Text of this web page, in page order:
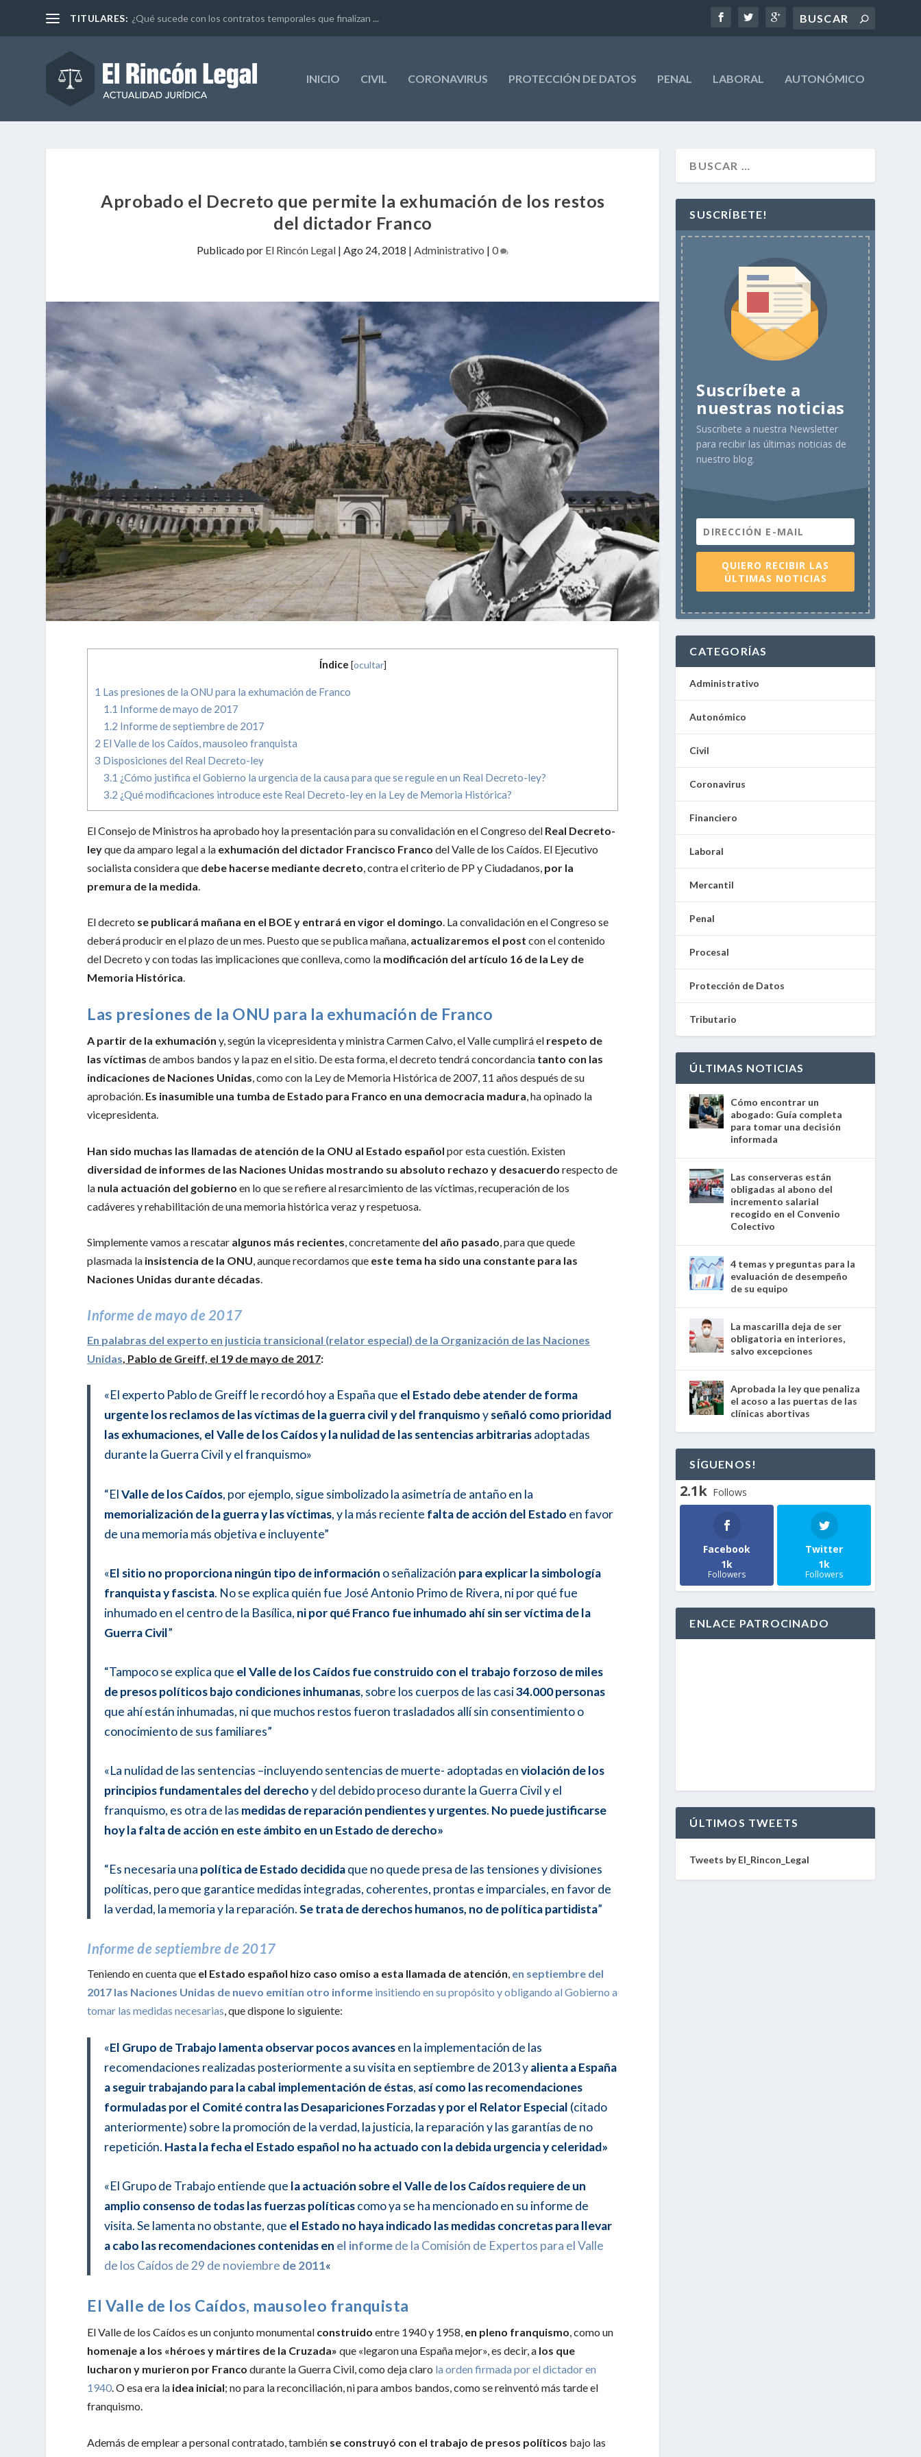
TITULARES: ¿Qué sucede con los contratos temporales que finalizan ...
INICIO CIVIL CORONAVIRUS PROTECCIÓN DE DATOS PENAL LABORAL AUTONÓMICO
Aprobado el Decreto que permite la exhumación de los restos
del dictador Franco
Publicado por El Rincón Legal |Ago 24, 2018 |Administrativo |0
Índice [ocultar]
1 Las presiones de la ONU para la exhumación de Franco
1.1 Informe de mayo de 2017
1.2 Informe de septiembre de 2017
2 El Valle de los Caídos, mausoleo franquista
3 Disposiciones del Real Decreto-ley
3.1 ¿Cómo justifica el Gobierno la urgencia de la causa para que se regule en un Real Decreto-ley?
3.2 ¿Qué modificaciones introduce este Real Decreto-ley en la Ley de Memoria Histórica?
El Consejo de Ministros ha aprobado hoy la presentación para su convalidación en el Congreso del Real Decreto-
leyque da amparo legal a la exhumación del dictador Francisco Franco del Valle de los Caídos. El Ejecutivo
socialista considera que debe hacerse mediante decreto, contra el criterio de PP y Ciudadanos, por la
premura de la medida.
El decreto se publicará mañana en el BOE y entrará en vigor el domingo. La convalidación en el Congreso se
deberá producir en el plazo de un mes. Puesto que se publica mañana, actualizaremos el postcon el contenido
del Decreto y con todas las implicaciones que conlleva, como la modificación del artículo 16 de la Ley de
Memoria Histórica.
Las presiones de la ONU para la exhumación de Franco
A partir de la exhumación y, según la vicepresidenta y ministra Carmen Calvo, el Valle cumplirá el respeto de
las víctimas de ambos bandos y la paz en el sitio. De esta forma, el decreto tendrá concordancia tanto con las
indicaciones de Naciones Unidas, como con la Ley de Memoria Histórica de 2007, 11 años después de su
aprobación. Es inasumible una tumba de Estado para Franco en una democracia madura, ha opinado la
vicepresidenta.
Han sido muchas las llamadas de atención de la ONU al Estado español por esta cuestión. Existen
diversidad de informes de las Naciones Unidas mostrando su absoluto rechazo y desacuerdo respecto de
la nula actuación del gobierno en lo que se refiere al resarcimiento de las víctimas, recuperación de los
cadáveres y rehabilitación de una memoria histórica veraz y respetuosa.
Simplemente vamos a rescatar algunos más recientes, concretamente del año pasado, para que quede
plasmada la insistencia de la ONU, aunque recordamos que este tema ha sido una constante para las
Naciones Unidas durante décadas.
Informe de mayo de 2017
En palabras del experto en justicia transicional (relator especial) de la Organización de las Naciones
Unidas , Pablo de Greiff, el 19 de mayo de 2017:
«El experto Pablo de Greiff le recordó hoy a España que el Estado debe atender de forma
urgente los reclamos de las víctimas de la guerra civil y del franquismoyseñaló como prioridad
las exhumaciones, el Valle de los Caídos y la nulidad de las sentencias arbitrariasadoptadas
durante la Guerra Civil y el franquismo»
“ElValle de los Caídos, por ejemplo, sigue simbolizado la asimetría de antaño en la
memorialización de la guerra y las víctimas, y la más reciente falta de acción del Estado en favor
de una memoria más objetiva e incluyente”
«El sitio no proporciona ningún tipo de información o señalización para explicar la simbología
franquista y fascista. No se explica quién fue José Antonio Primo de Rivera, ni por qué fue
inhumado en el centro de la Basílica, ni por qué Franco fue inhumado ahí sin ser víctima de la
Guerra Civil”
“Tampoco se explica que el Valle de los Caídos fue construido con el trabajo forzoso de miles
de presos políticos bajo condiciones inhumanas, sobre los cuerpos de las casi34.000 personas
que ahí están inhumadas, ni que muchos restos fueron trasladados allí sin consentimiento o
conocimiento de sus familiares”
«La nulidad de las sentencias –incluyendo sentencias de muerte- adoptadas enviolación de los
principios fundamentales del derechoy del debido proceso durante la Guerra Civil y el
franquismo, es otra de las medidas de reparación pendientes y urgentes. No puede justificarse
hoy la falta de acción en este ámbito en un Estado de derecho»
“Es necesaria una política de Estado decididaque no quede presa de las tensiones y divisiones
políticas, pero que garantice medidas integradas, coherentes, prontas e imparciales, en favor de
la verdad, la memoria y la reparación.Se trata de derechos humanos, no de política partidista”
Informe de septiembre de 2017
Teniendo en cuenta que el Estado español hizo caso omiso a esta llamada de atención, en septiembre del
2017 las Naciones Unidas de nuevo emitían otro informe insitiendo en su propósito y obligando al Gobierno a
tomar las medidas necesarias, que dispone lo siguiente:
«El Grupo de Trabajo lamenta observar pocos avancesen la implementación de las
recomendaciones realizadas posteriormente a su visita en septiembre de 2013 yalienta a España
a seguir trabajando para la cabal implementación de éstas, así como las recomendaciones
formuladas por el Comité contra las Desapariciones Forzadas y por el Relator Especial (citado
anteriormente) sobre la promoción de la verdad, la justicia, la reparación y las garantías de no
repetición. Hasta la fecha el Estado español no ha actuado con la debida urgencia y celeridad»
«El Grupo de Trabajo entiende que la actuación sobre el Valle de los Caídos requiere de un
amplio consenso de todas las fuerzas políticascomo ya se ha mencionado en su informe de
visita. Se lamenta no obstante, que el Estado no haya indicado las medidas concretas para llevar
a cabo las recomendaciones contenidas en el informede la Comisión de Expertos para el Valle
de los Caídos de 29 de noviembre de 2011«
El Valle de los Caídos, mausoleo franquista
El Valle de los Caídos es un conjunto monumental construido entre 1940 y 1958, en pleno franquismo, como un
homenaje a los «héroes y mártires de la Cruzada» que «legaron una España mejor», es decir, a los que
lucharon y murieron por Franco durante la Guerra Civil, como deja claro la orden firmada por el dictador en
1940. O esa era la idea inicial; no para la reconciliación, ni para ambos bandos, como se reinventó más tarde el
franquismo.
Además de emplear a personal contratado, también se construyó con el trabajo de presos políticos bajo las
SUSCRÍBETE!
Suscríbete a
nuestras noticias
Suscríbete a nuestra Newsletter
para recibir las últimas noticias de
nuestro blog.
QUIERO RECIBIR LAS
ÚLTIMAS NOTICIAS
CATEGORÍAS
Administrativo
Autonómico
Civil
Coronavirus
Financiero
Laboral
Mercantil
Penal
Procesal
Protección de Datos
Tributario
ÚLTIMAS NOTICIAS
Cómo encontrar un
abogado: Guía completa
para tomar una decisión
informada
Las conserveras están
obligadas al abono del
incremento salarial
recogido en el Convenio
Colectivo
4 temas y preguntas para la
evaluación de desempeño
de su equipo
La mascarilla deja de ser
obligatoria en interiores,
salvo excepciones
Aprobada la ley que penaliza
el acoso a las puertas de las
clínicas abortivas
SÍGUENOS!
2.1k Follows
Facebook
1k
Followers
Twitter
1k
Followers
ENLACE PATROCINADO
ÚLTIMOS TWEETS
Tweets by El_Rincon_Legal